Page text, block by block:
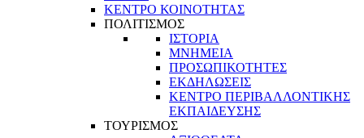
ΚΕΝΤΡΟ ΚΟΙΝΟΤΗΤΑΣ
ΠΟΛΙΤΙΣΜΟΣ
ΙΣΤΟΡΙΑ
ΜΝΗΜΕΙΑ
ΠΡΟΣΩΠΙΚΟΤΗΤΕΣ
ΕΚΔΗΛΩΣΕΙΣ
ΚΕΝΤΡΟ ΠΕΡΙΒΑΛΛΟΝΤΙΚΗΣ
ΕΚΠΑΙΔΕΥΣΗΣ
ΤΟΥΡΙΣΜΟΣ